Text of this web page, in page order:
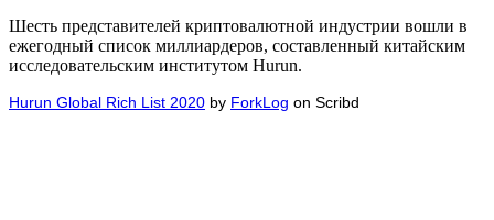
Шесть представителей криптовалютной индустрии вошли в
ежегодный список миллиардеров, составленный китайским
исследовательским институтом Hurun.
Hurun Global Rich List 2020 by ForkLog on Scribd